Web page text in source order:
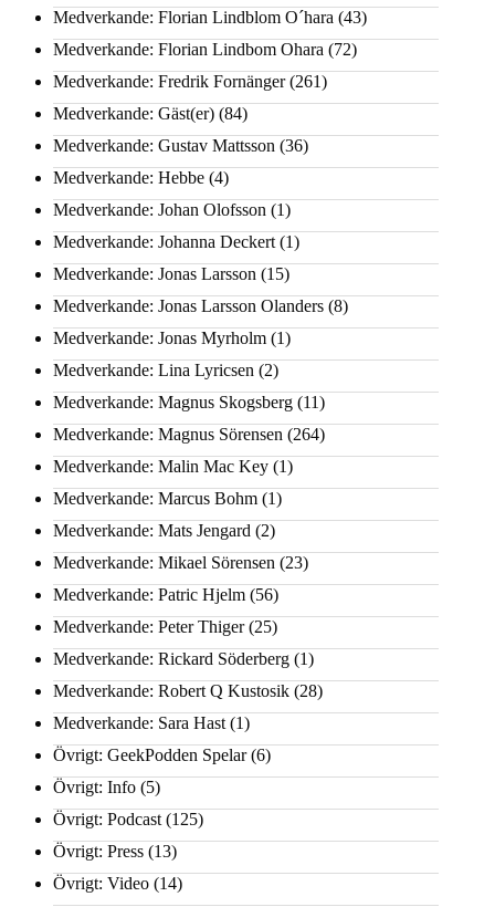
Medverkande: Florian Lindblom O´hara (43)
Medverkande: Florian Lindbom Ohara (72)
Medverkande: Fredrik Fornänger(261)
Medverkande: Gäst(er) (84)
Medverkande: Gustav Mattsson (36)
Medverkande: Hebbe (4)
Medverkande: Johan Olofsson (1)
Medverkande: Johanna Deckert (1)
Medverkande: Jonas Larsson (15)
Medverkande: Jonas Larsson Olanders (8)
Medverkande: Jonas Myrholm (1)
Medverkande: Lina Lyricsen (2)
Medverkande: Magnus Skogsberg (11)
Medverkande: Magnus Sörensen (264)
Medverkande: Malin Mac Key (1)
Medverkande: Marcus Bohm (1)
Medverkande: Mats Jengard (2)
Medverkande: Mikael Sörensen (23)
Medverkande: Patric Hjelm (56)
Medverkande: Peter Thiger(25)
Medverkande: Rickard Söderberg (1)
Medverkande: Robert Q Kustosik (28)
Medverkande: Sara Hast (1)
Övrigt: GeekPodden Spelar(6)
Övrigt: Info (5)
Övrigt: Podcast (125)
Övrigt: Press (13)
Övrigt: Video (14)